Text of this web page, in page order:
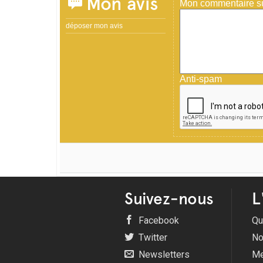
déposer mon avis
Mon commentaire
Anti-spam
Suivez-nous
Facebook
Twitter
Newsletters